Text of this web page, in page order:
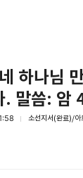
하나님
. 말씀: 암
소선지서(완료)/아